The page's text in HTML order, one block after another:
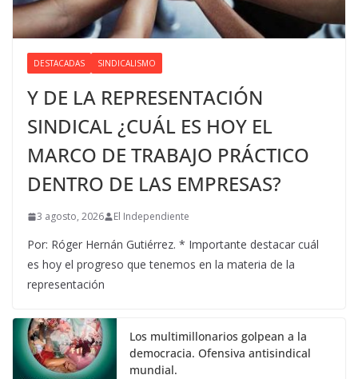
DESTACADAS SINDICALISMO
Y DE LA REPRESENTACIÓN
SINDICAL ¿CUÁL ES HOY EL
MARCO DE TRABAJO PRÁCTICO
DENTRO DE LAS EMPRESAS?
3 agosto, 2026 El Independiente
Por: Róger Hernán Gutiérrez. * Importante destacar cuál
es hoy el progreso que tenemos en la materia de la
representación
Los multimillonarios golpean a la
democracia. Ofensiva antisindical
mundial.